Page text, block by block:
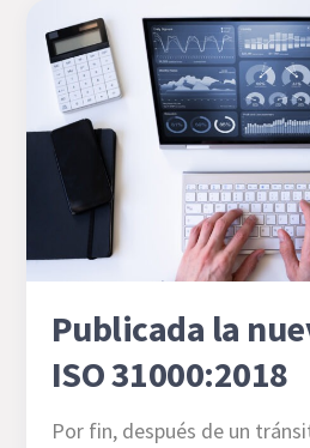
Publicada la
ISO 31000:2018
Por fin, después de un